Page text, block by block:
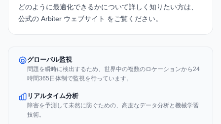
どのように最適化できるかについて詳しく知りたい方は、
公式の Arbiter ウェブサイト をご覧ください。
グローバル監視
問題を瞬時に検出するため、世界中の複数のロケーションから24
時間365日体制で監視を行っています。
リアルタイム分析
障害を予測して未然に防ぐための、高度なデータ分析と機械学習
技術。